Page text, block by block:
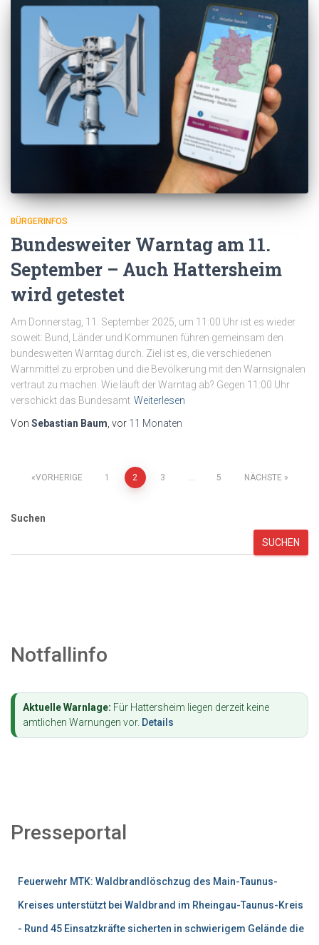
BÜRGERINFOS
Bundesweiter Warntag am 11.
September – Auch Hattersheim
wird getestet
Am Donnerstag, 11. September 2025, um 11:00 Uhr ist es wieder
soweit: Bund, Länder und Kommunen führen gemeinsam den
bundesweiten Warntag durch. Ziel ist es, die verschiedenen
Warnmittel zu erproben und die Bevölkerung mit den Warnsignalen
vertraut zu machen. Wie läuft der Warntag ab? Gegen 11:00 Uhr
verschickt das Bundesamt Weiterlesen
Von Sebastian Baum , vor 11 Monaten
Seitennummerierung
der
VORHERIGE 1 2 3 5 NÄCHSTE
Suchen
SUCHEN
Notfallinfo
Aktuelle Warnlage: Für Hattersheim liegen derzeit keine
amtlichen Warnungen vor. Details
Presseportal
Feuerwehr MTK: Waldbrandlöschzug des Main-Taunus-
Kreises unterstützt bei Waldbrand im Rheingau-Taunus-Kreis
- Rund 45 Einsatzkräfte sicherten in schwierigem Gelände die